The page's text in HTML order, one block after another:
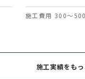
施工費用 300～
施工実績をも